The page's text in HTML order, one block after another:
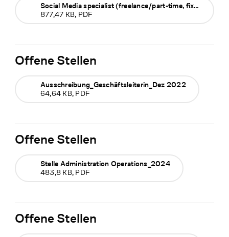
Social Media specialist (freelance/part-time, fixed term)
877,47 KB, PDF
Offene Stellen
Ausschreibung_Geschäftsleiterin_Dez 2022
64,64 KB, PDF
Offene Stellen
Stelle Administration Operations_2024
483,8 KB, PDF
Offene Stellen